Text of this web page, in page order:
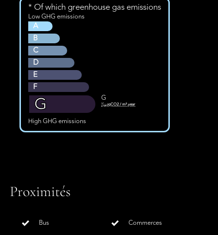
* Of which greenhouse gas emissions
Low GHG emissions
A
B
C
D
E
F
G
High GHG emissions
G
KgeqCO2 / m².year
Proximités
Bus Commerces